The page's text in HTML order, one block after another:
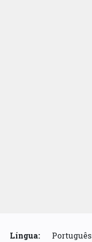
Língua: Português